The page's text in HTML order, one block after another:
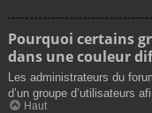
Pourquoi certains
dans une couleur
Les administrateurs du
d’un groupe d’utilisateurs
Haut